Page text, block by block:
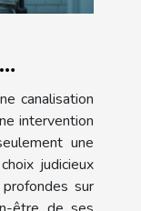
canalisation
intervention
une
judicieux
sur